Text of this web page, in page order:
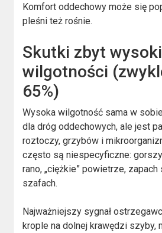
Komfort oddechowy może się
pleśni też rośnie.
Skutki zbyt
wilgotności
65%)
Wysoka wilgotność sama w
dla dróg oddechowych, ale jest
roztoczy, grzybów i
często są niespecyficzne:
rano, „ciężkie” powietrze,
szafach.
Najważniejszy sygnał
krople na dolnej krawędzi szyby,